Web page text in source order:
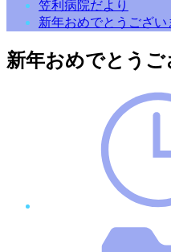
笠利病院だより
新年おめでとうござい
新年おめでとうご